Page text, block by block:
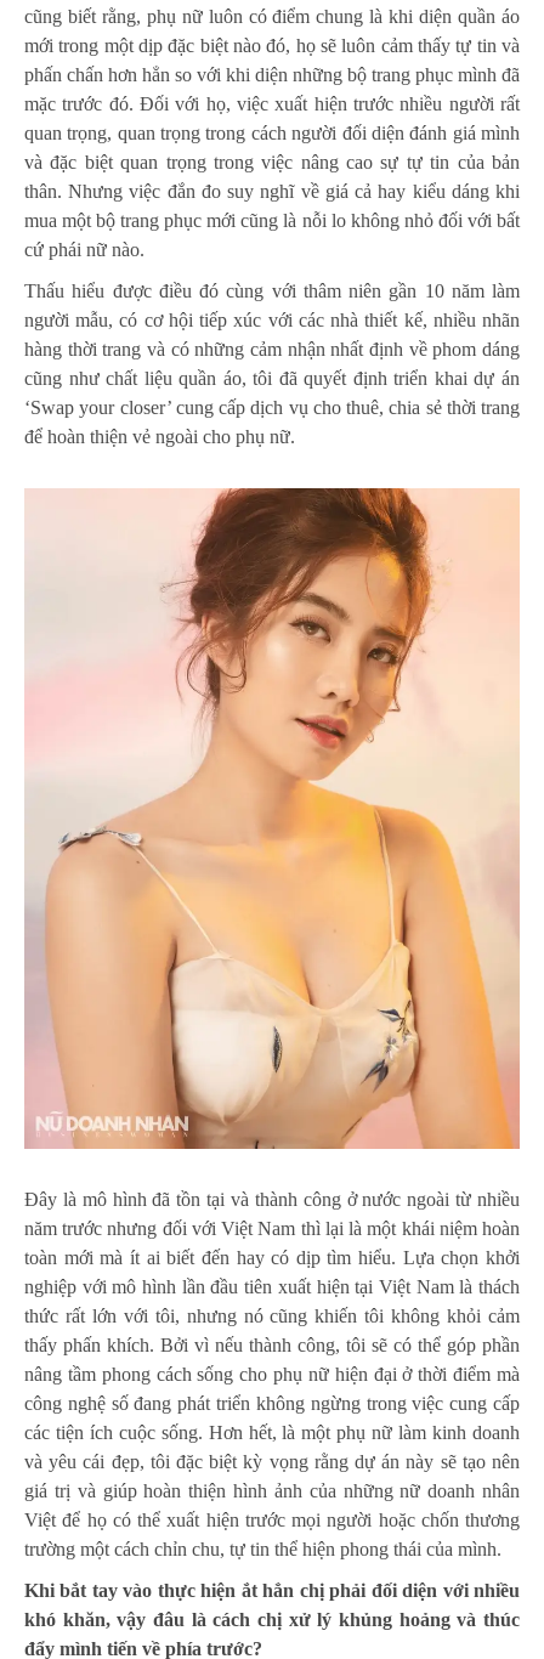
cũng biết rằng, phụ nữ luôn có điểm chung là khi diện quần áo
mới trong một dịp đặc biệt nào đó, họ sẽ luôn cảm thấy tự tin và
phấn chấn hơn hẳn so với khi diện những bộ trang phục mình đã
mặc trước đó. Đối với họ, việc xuất hiện trước nhiều người rất
quan trọng, quan trọng trong cách người đối diện đánh giá mình
và đặc biệt quan trọng trong việc nâng cao sự tự tin của bản
thân. Nhưng việc đắn đo suy nghĩ về giá cả hay kiểu dáng khi
mua một bộ trang phục mới cũng là nỗi lo không nhỏ đối với bất
cứ phái nữ nào.
Thấu hiểu được điều đó cùng với thâm niên gần 10 năm làm
người mẫu, có cơ hội tiếp xúc với các nhà thiết kế, nhiều nhãn
hàng thời trang và có những cảm nhận nhất định về phom dáng
cũng như chất liệu quần áo, tôi đã quyết định triển khai dự án
‘Swap your closer’ cung cấp dịch vụ cho thuê, chia sẻ thời trang
để hoàn thiện vẻ ngoài cho phụ nữ.
Đây là mô hình đã tồn tại và thành công ở nước ngoài từ nhiều
năm trước nhưng đối với Việt Nam thì lại là một khái niệm hoàn
toàn mới mà ít ai biết đến hay có dịp tìm hiểu. Lựa chọn khởi
nghiệp với mô hình lần đầu tiên xuất hiện tại Việt Nam là thách
thức rất lớn với tôi, nhưng nó cũng khiến tôi không khỏi cảm
thấy phấn khích. Bởi vì nếu thành công, tôi sẽ có thể góp phần
nâng tầm phong cách sống cho phụ nữ hiện đại ở thời điểm mà
công nghệ số đang phát triển không ngừng trong việc cung cấp
các tiện ích cuộc sống. Hơn hết, là một phụ nữ làm kinh doanh
và yêu cái đẹp, tôi đặc biệt kỳ vọng rằng dự án này sẽ tạo nên
giá trị và giúp hoàn thiện hình ảnh của những nữ doanh nhân
Việt để họ có thể xuất hiện trước mọi người hoặc chốn thương
trường một cách chỉn chu, tự tin thể hiện phong thái của mình.
Khi bắt tay vào thực hiện ắt hẳn chị phải đối diện với nhiều
khó khăn, vậy đâu là cách chị xử lý khủng hoảng và thúc
đẩy mình tiến về phía trước?